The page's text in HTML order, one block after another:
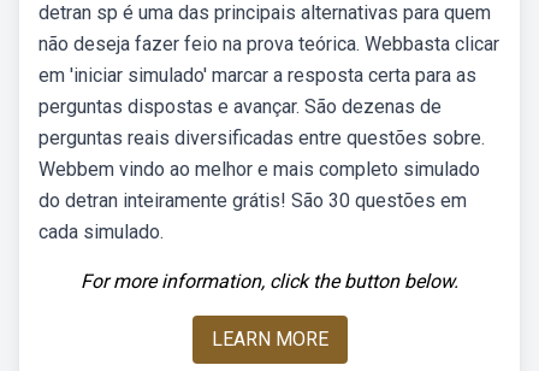
detran sp é uma das principais alternativas para quem
não deseja fazer feio na prova teórica. Webbasta clicar
em 'iniciar simulado' marcar a resposta certa para as
perguntas dispostas e avançar. São dezenas de
perguntas reais diversificadas entre questões sobre.
Webbem vindo ao melhor e mais completo simulado
do detran inteiramente grátis! São 30 questões em
cada simulado.
For more information, click the button below.
LEARN MORE